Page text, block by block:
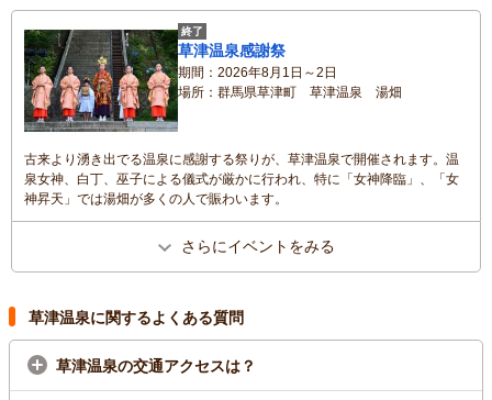
終了
草津温泉感謝祭
期間
2026年8月1日～2日
場所
群馬県草津町 草津温泉 湯畑
古来より湧き出でる温泉に感謝する祭りが、草津温泉で開催されます。温
泉女神、白丁、巫子による儀式が厳かに行われ、特に「女神降臨」、「女
神昇天」では湯畑が多くの人で賑わいます。
さらにイベントをみる
草津温泉に関するよくある質問
草津温泉の交通アクセスは？